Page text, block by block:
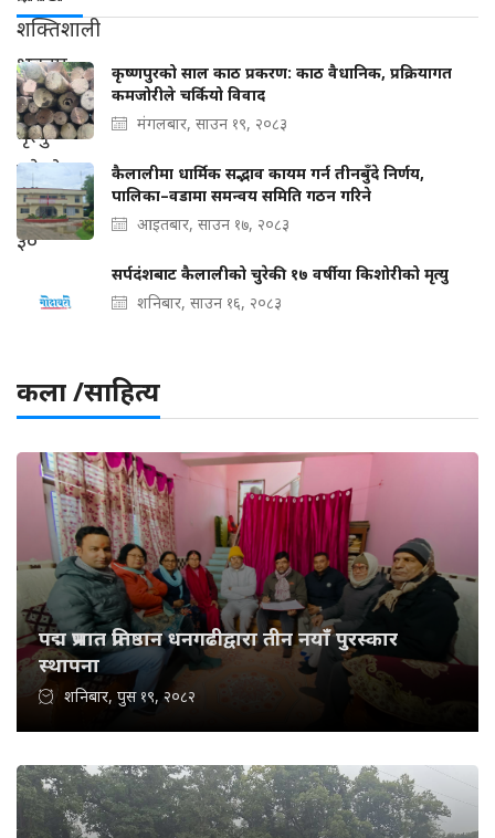
कृष्णपुरको साल काठ प्रकरण: काठ वैधानिक, प्रक्रियागत
कमजोरीले चर्कियो विवाद
मंगलबार, साउन १९, २०८३
कैलालीमा धार्मिक सद्भाव कायम गर्न तीनबुँदे निर्णय,
पालिका–वडामा समन्वय समिति गठन गरिने
आइतबार, साउन १७, २०८३
सर्पदंशबाट कैलालीको चुरेकी १७ वर्षीया किशोरीको मृत्यु
शनिबार, साउन १६, २०८३
कला /साहित्य
पद्म प्रभात प्रतिष्ठान धनगढीद्वारा तीन नयाँ पुरस्कार
स्थापना
शनिबार, पुस १९, २०८२